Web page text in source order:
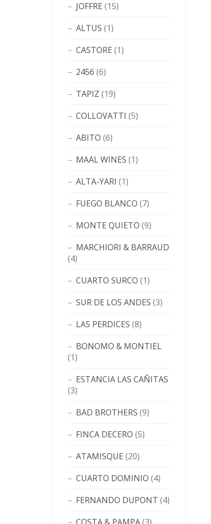
JOFFRE (15)
ALTUS (1)
CASTORE (1)
2456 (6)
TAPIZ (19)
COLLOVATTI (5)
ABITO (6)
MAAL WINES (1)
ALTA-YARI (1)
FUEGO BLANCO (7)
MONTE QUIETO (9)
MARCHIORI & BARRAUD
(4)
CUARTO SURCO (1)
SUR DE LOS ANDES (3)
LAS PERDICES (8)
BONOMO & MONTIEL
(1)
ESTANCIA LAS CAÑITAS
(3)
BAD BROTHERS (9)
FINCA DECERO (5)
ATAMISQUE (20)
CUARTO DOMINIO (4)
FERNANDO DUPONT (4)